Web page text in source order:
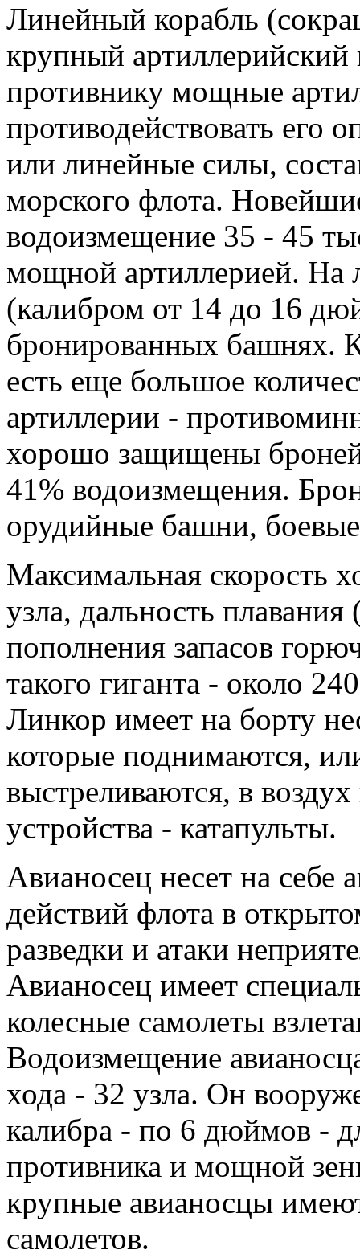
Линейный корабль
крупный артиллерийский
противнику мощные
противодействовать его
или линейные силы,
морского флота.
водоизмещение 35 - 45
мощной артиллерией. На
(калибром от 14 до 16
бронированных башнях.
есть еще большое
артиллерии -
хорошо защищены
41% водоизмещения.
орудийные башни,
Максимальная скорость
узла, дальность плавания
пополнения запасов
такого гиганта - около
Линкор имеет на борту
которые поднимаются,
выстреливаются, в
устройства - катапульты.
Авианосец несет на себе
действий флота в
разведки и атаки
Авианосец имеет
колесные самолеты
Водоизмещение
хода - 32 узла. Он
калибра - по 6 дюймов -
противника и мощной
крупные авианосцы
самолетов.